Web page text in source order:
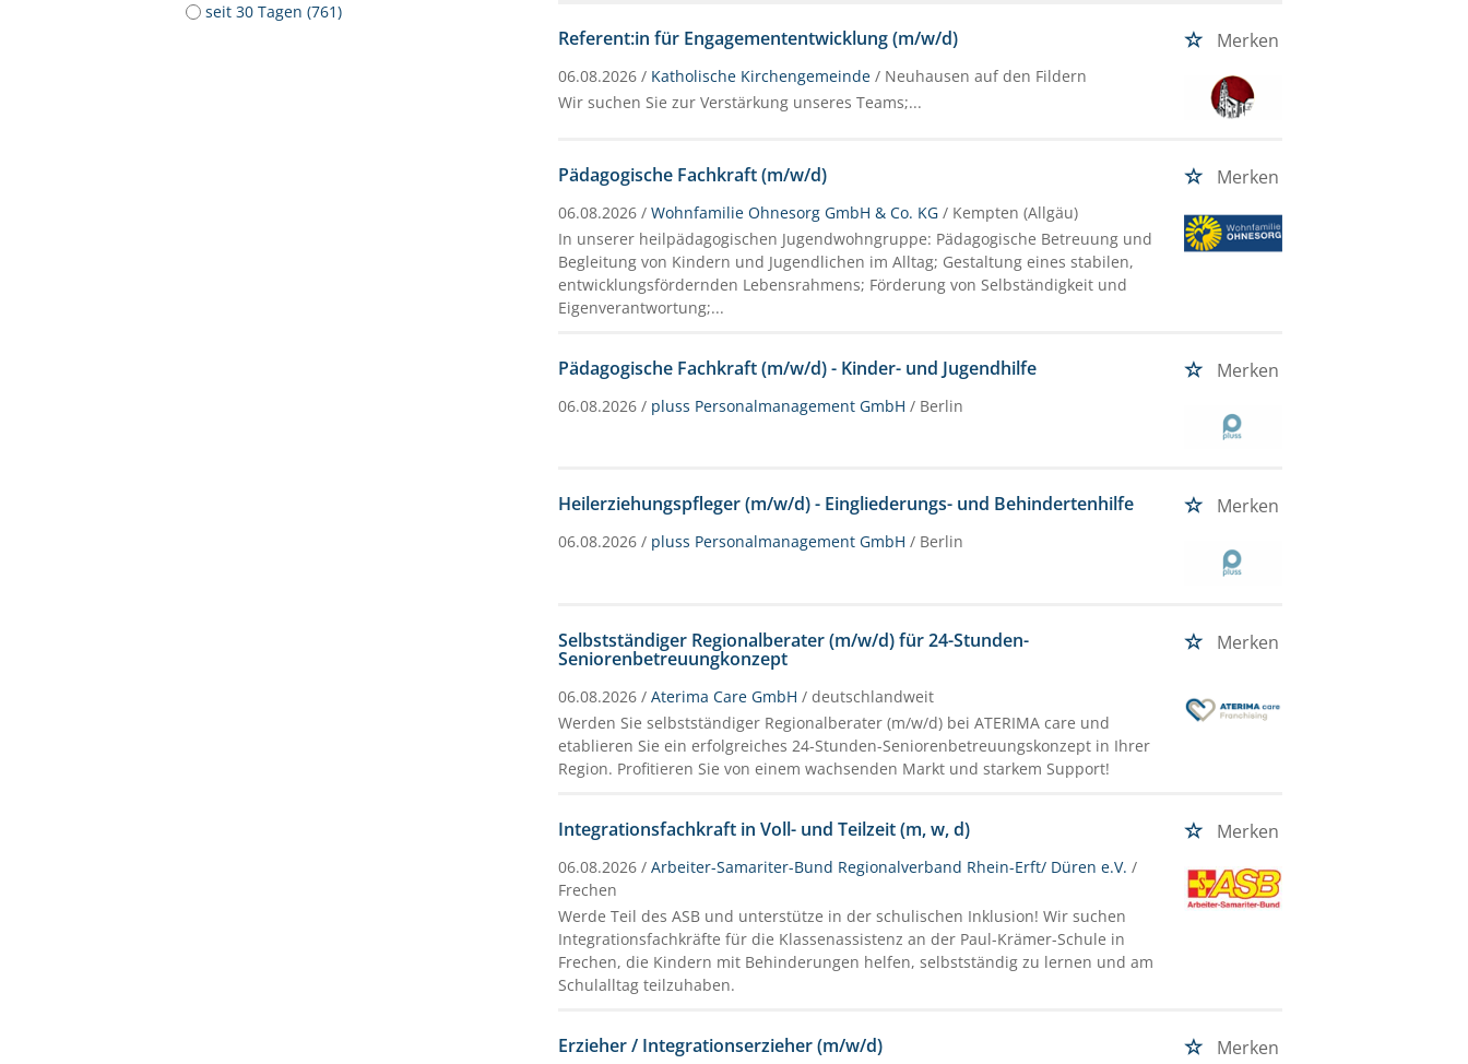
seit 30 Tagen (761)
Referent:in für Engagemententwicklung (m/w/d) Merken
06.08.2026 / Katholische Kirchengemeinde / Neuhausen auf den Fildern
Wir suchen Sie zur Verstärkung unseres Teams;...
Pädagogische Fachkraft (m/w/d) Merken
06.08.2026 /Wohnfamilie Ohnesorg GmbH & Co. KG / Kempten (Allgäu)
In unserer heilpädagogischen Jugendwohngruppe: Pädagogische Betreuung und
Begleitung von Kindern und Jugendlichen im Alltag; Gestaltung eines stabilen,
entwicklungsfördernden Lebensrahmens; Förderung von Selbständigkeit und
Eigenverantwortung;...
Pädagogische Fachkraft (m/w/d) - Kinder- und Jugendhilfe Merken
06.08.2026 / pluss Personalmanagement GmbH / Berlin
Heilerziehungspfleger (m/w/d) - Eingliederungs- und Behindertenhilfe Merken
06.08.2026 / pluss Personalmanagement GmbH / Berlin
Selbstständiger Regionalberater (m/w/d) für 24-Stunden-
Seniorenbetreuungkonzept
Merken
06.08.2026 /Aterima Care GmbH / deutschlandweit
Werden Sie selbstständiger Regionalberater (m/w/d) bei ATERIMA care und
etablieren Sie ein erfolgreiches 24-Stunden-Seniorenbetreuungskonzept in Ihrer
Region. Profitieren Sie von einem wachsenden Markt und starkem Support!
Integrationsfachkraft in Voll- und Teilzeit (m, w, d) Merken
06.08.2026 /Arbeiter-Samariter-Bund Regionalverband Rhein-Erft/ Düren e.V. /
Frechen
Werde Teil des ASB und unterstütze in der schulischen Inklusion! Wir suchen
Integrationsfachkräfte für die Klassenassistenz an der Paul-Krämer-Schule in
Frechen, die Kindern mit Behinderungen helfen, selbstständig zu lernen und am
Schulalltag teilzuhaben.
Erzieher / Integrationserzieher (m/w/d) Merken